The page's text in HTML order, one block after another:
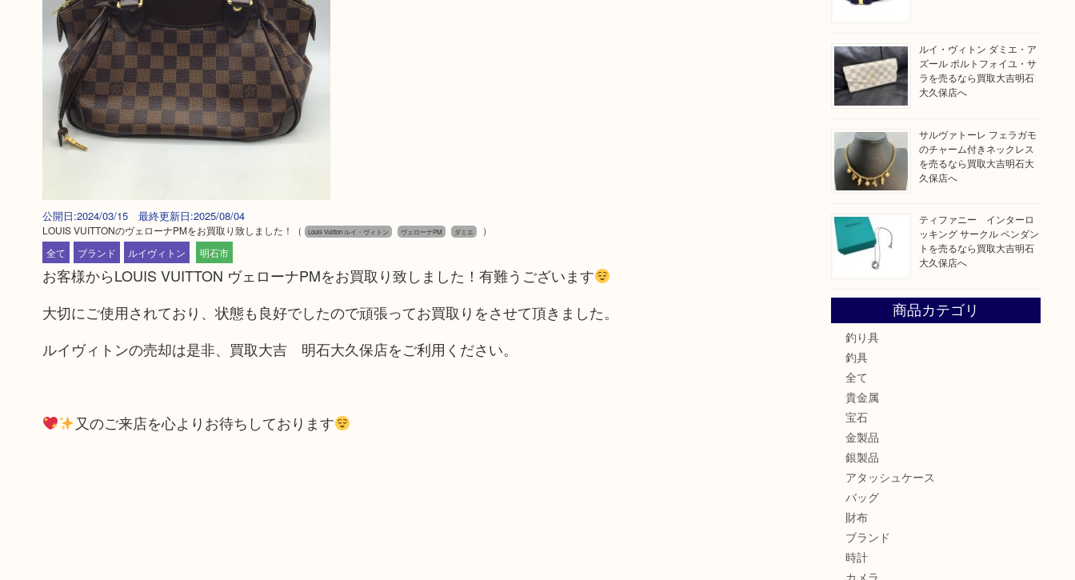
公開日:2024/03/15 最終更新日:2025/08/04
LOUIS VUITTONのヴェローナPMをお買取り致しました！ （ Louis Vuitton ルイ・ヴィトン ヴェローナPM ダミエ
）
全て
ブランド ルイヴィトン 明石市
お客様からLOUIS VUITTON ヴェローナPMをお買取り致しました！有難うございます
​大切にご使用されており、状態も良好でしたので頑張ってお買取りをさせて頂きました。
ルイヴィトンの売却は是非、買取大吉 明石大久保店をご利用ください。
又のご来店を心よりお待ちしております
ルイ・ヴィトン ダミエ・ア
ズール ポルトフォイユ・サ
ラを売るなら買取大吉明石
大久保店へ
サルヴァトーレ フェラガモ
のチャーム付きネックレス
を売るなら買取大吉明石大
久保店へ
ティファニー インターロ
ッキング サークル ペンダン
トを売るなら買取大吉明石
大久保店へ
商品カテゴリ
釣り具
釣具
全て
貴金属
宝石
金製品
銀製品
アタッシュケース
バッグ
財布
ブランド
時計
カメラ